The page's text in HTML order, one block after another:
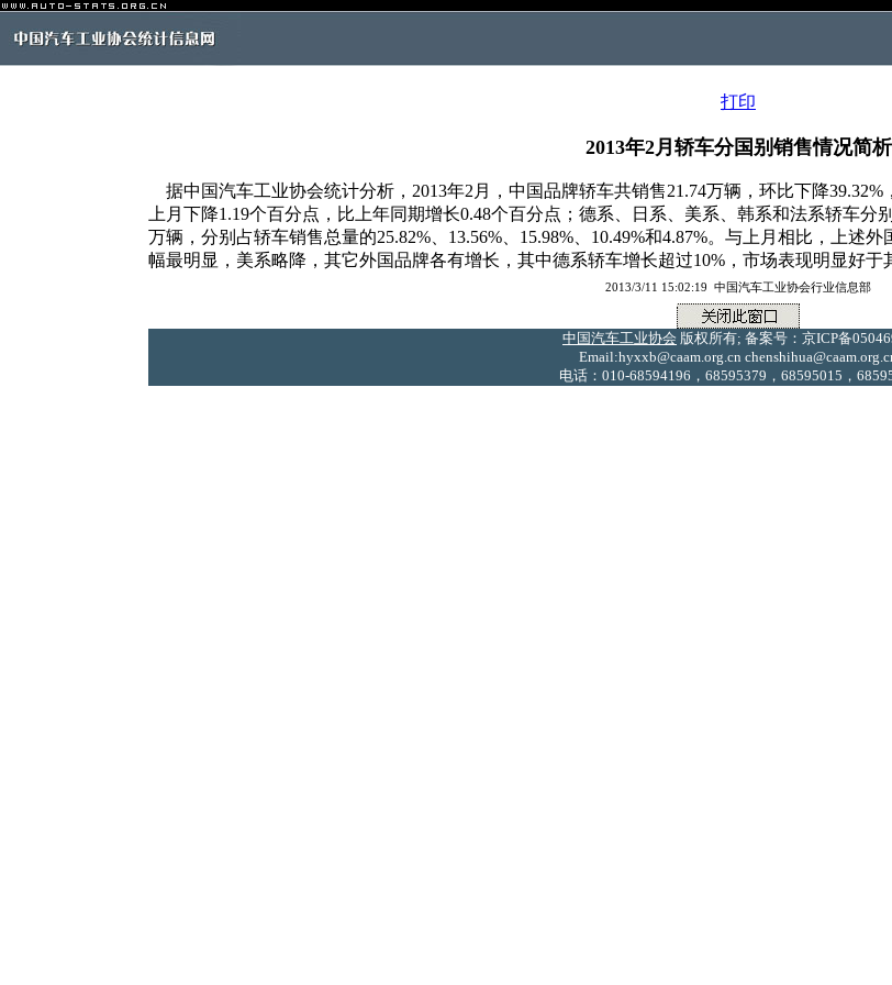
打印
2013年2月轿车分国别销售情况简析
据中国汽车工业协会统计分析，2013年2月，中国品牌轿车共销售21.74万辆，环比下降39.32%
上月下降1.19个百分点，比上年同期增长0.48个百分点；德系、日系、美系、韩系和法系轿车分
万辆，分别占轿车销售总量的25.82%、13.56%、15.98%、10.49%和4.87%。与上月相比，上述
幅最明显，美系略降，其它外国品牌各有增长，其中德系轿车增长超过10%，市场表现明显好于
2013/3/11 15:02:19 中国汽车工业协会行业信息部
中国汽车工业协会 版权所有; 备案号：京ICP备
Email:hyxxb@caam.org.cn
电话：010-68594196，68595379，68595015，